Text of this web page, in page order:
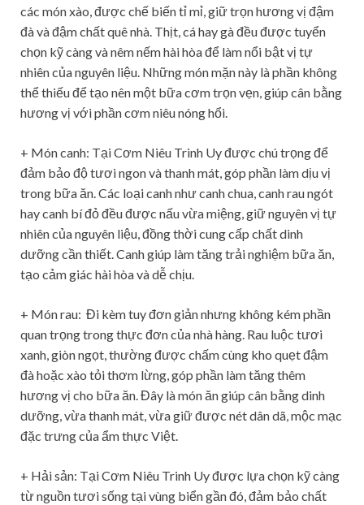
các món xào, được chế biến tỉ mỉ, giữ trọn hương vị đậm
đà và đậm chất quê nhà. Thịt, cá hay gà đều được tuyển
chọn kỹ càng và nêm nếm hài hòa để làm nổi bật vị tự
nhiên của nguyên liệu. Những món mặn này là phần không
thể thiếu để tạo nên một bữa cơm trọn vẹn, giúp cân bằng
hương vị với phần cơm niêu nóng hổi.
+ Món canh: Tại Cơm Niêu Trinh Uy được chú trọng để
đảm bảo độ tươi ngon và thanh mát, góp phần làm dịu vị
trong bữa ăn. Các loại canh như canh chua, canh rau ngót
hay canh bí đỏ đều được nấu vừa miệng, giữ nguyên vị tự
nhiên của nguyên liệu, đồng thời cung cấp chất dinh
dưỡng cần thiết. Canh giúp làm tăng trải nghiệm bữa ăn,
tạo cảm giác hài hòa và dễ chịu.
+ Món rau: Đi kèm tuy đơn giản nhưng không kém phần
quan trọng trong thực đơn của nhà hàng. Rau luộc tươi
xanh, giòn ngọt, thường được chấm cùng kho quẹt đậm
đà hoặc xào tỏi thơm lừng, góp phần làm tăng thêm
hương vị cho bữa ăn. Đây là món ăn giúp cân bằng dinh
dưỡng, vừa thanh mát, vừa giữ được nét dân dã, mộc mạc
đặc trưng của ẩm thực Việt.
+ Hải sản: Tại Cơm Niêu Trinh Uy được lựa chọn kỹ càng
từ nguồn tươi sống tại vùng biển gần đó, đảm bảo chất